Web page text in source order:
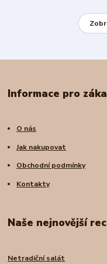
Informace pro
O nás
Jak nakupovat
Obchodní podmínky
Kontakty
Naše nejnovější
Netradiční salát